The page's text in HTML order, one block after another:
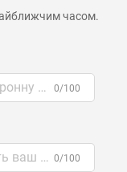
часом.
0/100
0/100